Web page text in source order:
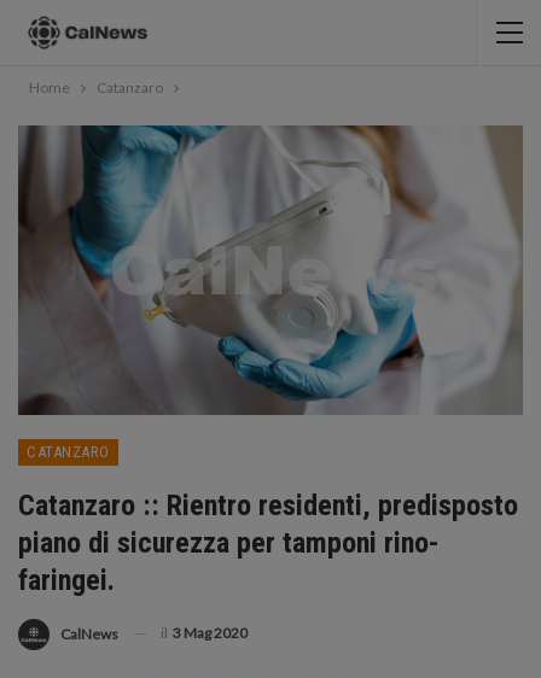
Home Catanzaro
CATANZARO
Catanzaro :: Rientro residenti, predisposto
piano di sicurezza per tamponi rino-
faringei.
CalNews il 3 Mag 2020